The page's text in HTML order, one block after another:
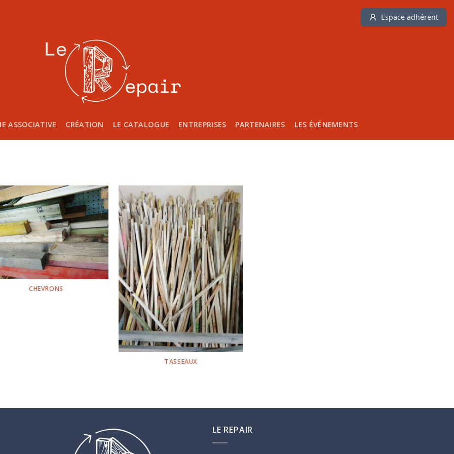
Espace adhérent
ASSOCIATIVE CRÉATION LE CATALOGUE ENTREPRISES PARTENAIRES LES ÉVÉNEMENTS
CHEVRONS
TASSEAUX
LE REPAIR